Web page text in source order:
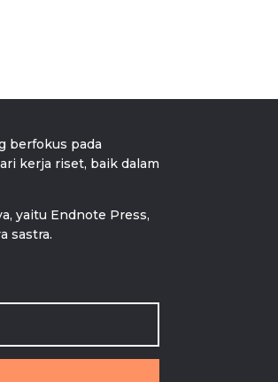
berfokus pada
kerja riset, baik dalam
yaitu Endnote Press,
sastra.